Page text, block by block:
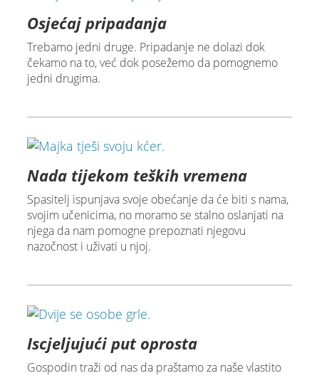
Osjećaj pripadanja
Trebamo jedni druge. Pripadanje ne dolazi dok
čekamo na to, već dok posežemo da pomognemo
jedni drugima.
Nada tijekom teških vremena
Spasitelj ispunjava svoje obećanje da će biti s nama,
svojim učenicima, no moramo se stalno oslanjati na
njega da nam pomogne prepoznati njegovu
nazočnost i uživati u njoj.
Iscjeljujući put oprosta
Gospodin traži od nas da praštamo za naše vlastito